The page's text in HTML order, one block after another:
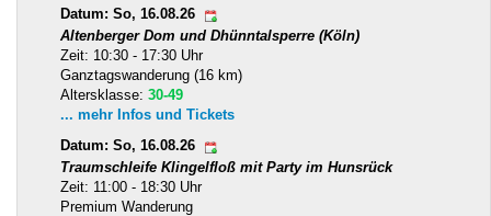
Datum: So, 16.08.26
Altenberger Dom und Dhünntalsperre (Köln)
Zeit: 10:30 - 17:30 Uhr
Ganztagswanderung (16 km)
Altersklasse: 30-49
... mehr Infos und Tickets
Datum: So, 16.08.26
Traumschleife Klingelfloß mit Party im Hunsrück
Zeit: 11:00 - 18:30 Uhr
Premium Wanderung